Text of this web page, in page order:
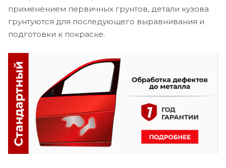
применением первичных грунтов, детали кузова
грунтуются для последующего выравнивания и
подготовки к покраске.